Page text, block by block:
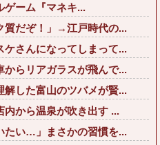
ーム『マネキ...
質だぞ！」→江戸時代の...
ケさんになってしまって...
からリアガラスが飛んで...
解した富山のツバメが賢...
内から温泉が吹き出す ...
たい…」まさかの習慣を...